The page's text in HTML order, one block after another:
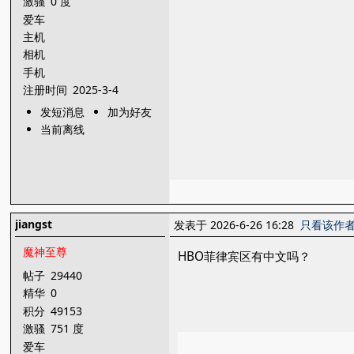
爱车
主机
相机
手机
注册时间 2025-3-4
发短消息
加为好友
当前离线
jiangst
魔神至尊
帖子 29440
精华 0
积分 49153
激骚 751 度
爱车
发表于 2026-6-26 16:28 只看该作
HBO菲律宾区有中文吗？